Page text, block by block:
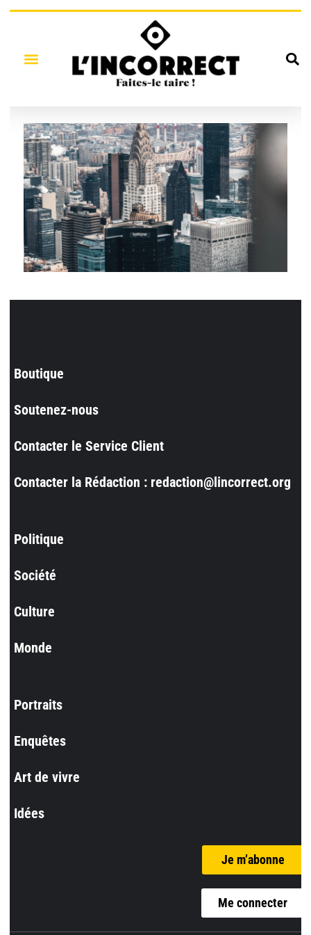
Boutique
Soutenez-nous
Contacter le Service Client
Contacter la Rédaction : redaction@lincorrect.org
Politique
Société
Culture
Monde
Portraits
Enquêtes
Art de vivre
Idées
Je m’abonne
Me connecter